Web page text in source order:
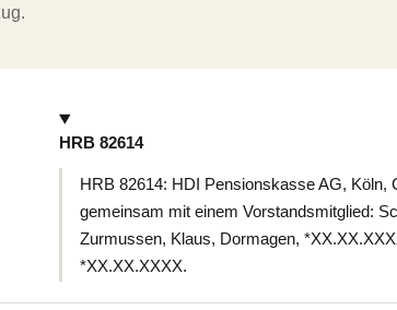
HRB 82614
HRB 82614: HDI Pensionskasse AG, Köln,
gemeinsam mit einem Vorstandsmitglied:
Zurmussen, Klaus, Dormagen,
*XX.XX.XXXX.